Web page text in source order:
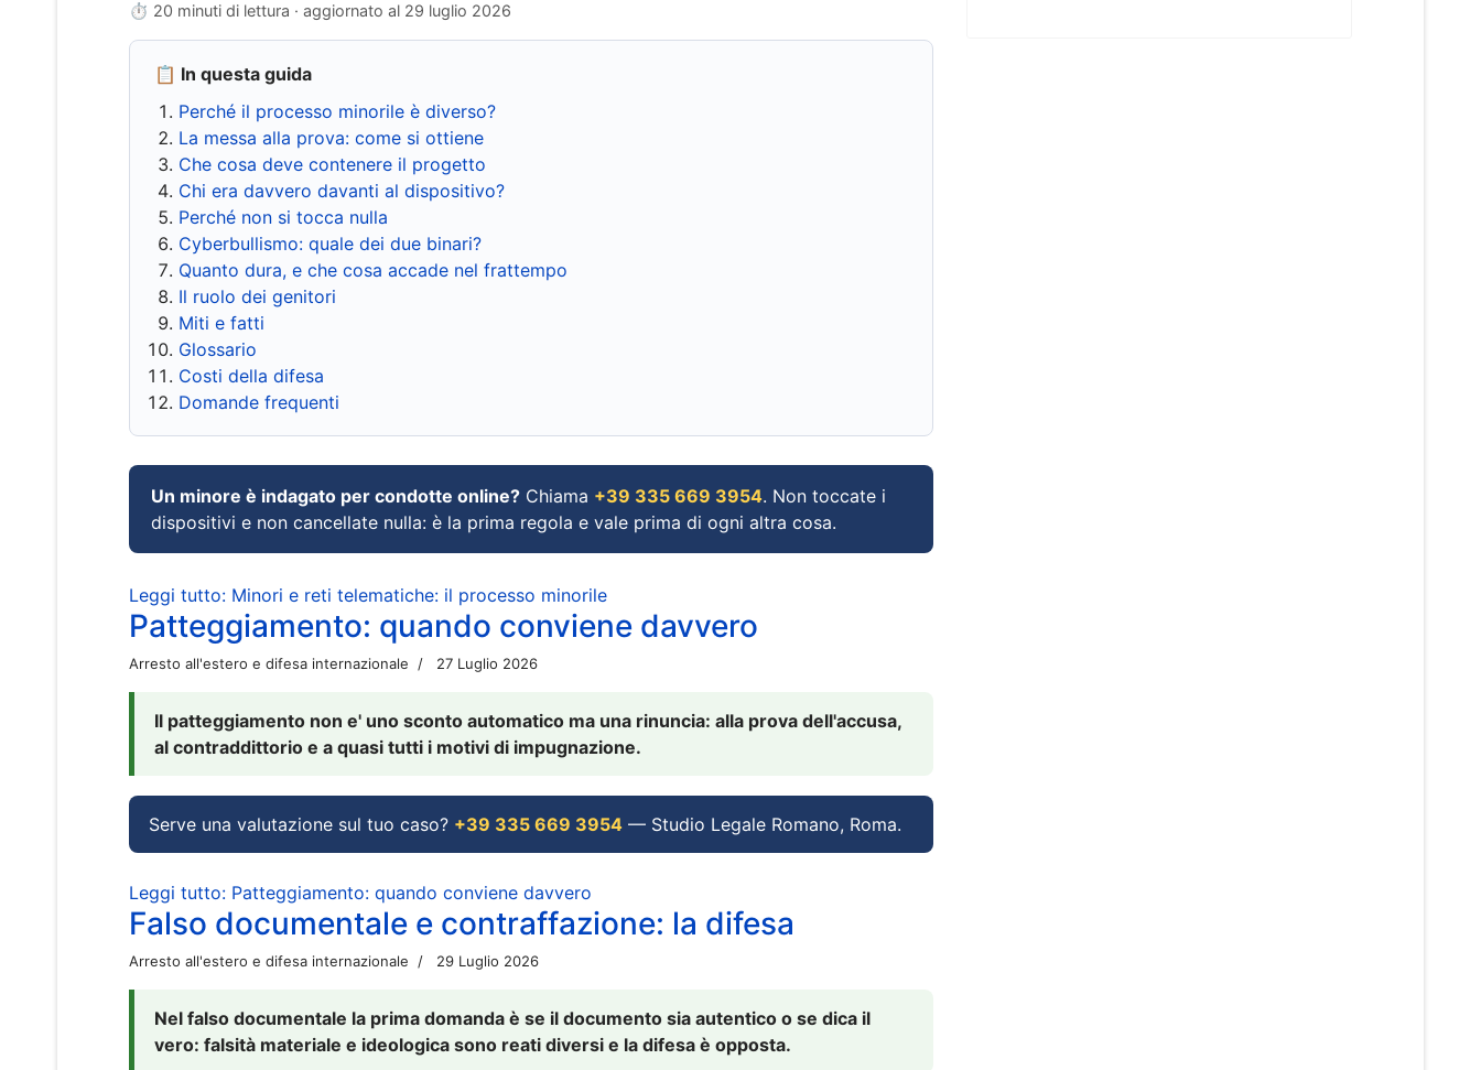
⏱ 20 minuti di lettura · aggiornato al 29 luglio 2026
📋 In questa guida
Perché il processo minorile è diverso?
La messa alla prova: come si ottiene
Che cosa deve contenere il progetto
Chi era davvero davanti al dispositivo?
Perché non si tocca nulla
Cyberbullismo: quale dei due binari?
Quanto dura, e che cosa accade nel frattempo
Il ruolo dei genitori
Miti e fatti
Glossario
Costi della difesa
Domande frequenti
Un minore è indagato per condotte online? Chiama +39 335 669 3954. Non toccate i
dispositivi e non cancellate nulla: è la prima regola e vale prima di ogni altra cosa.
Leggi tutto: Minori e reti telematiche: il processo minorile
Patteggiamento: quando conviene davvero
Arresto all'estero e difesa internazionale 27 Luglio 2026
Il patteggiamento non e' uno sconto automatico ma una rinuncia: alla prova dell'accusa,
al contraddittorio e a quasi tutti i motivi di impugnazione.
Serve una valutazione sul tuo caso? +39 335 669 3954 — Studio Legale Romano, Roma.
Leggi tutto: Patteggiamento: quando conviene davvero
Falso documentale e contraffazione: la difesa
Arresto all'estero e difesa internazionale 29 Luglio 2026
Nel falso documentale la prima domanda è se il documento sia autentico o se dica il
vero: falsità materiale e ideologica sono reati diversi e la difesa è opposta.